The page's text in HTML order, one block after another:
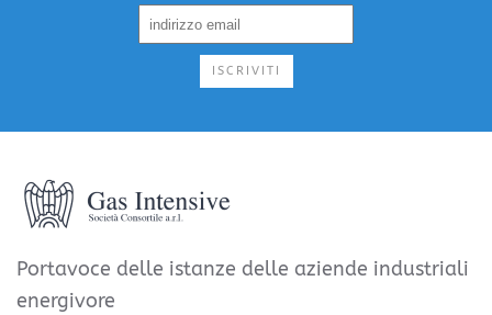
ISCRIVITI
Portavoce delle istanze delle aziende industriali
energivore